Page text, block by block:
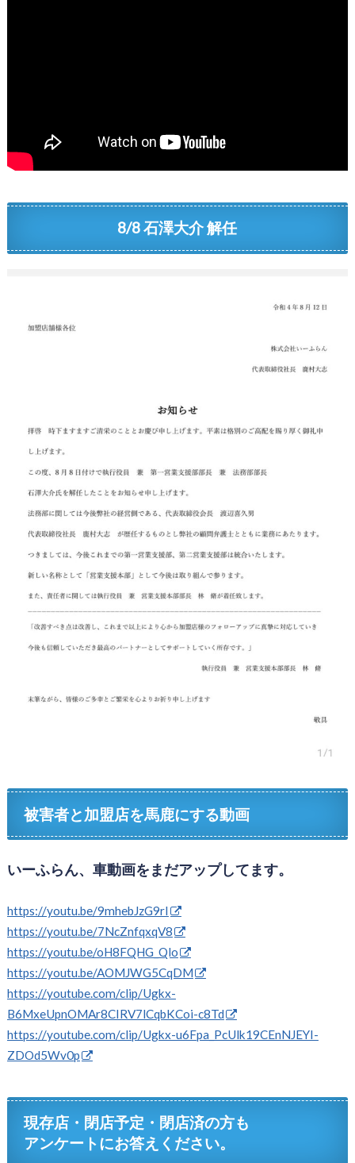
8/8 石澤大介 解任
被害者と加盟店を馬鹿にする動画
いーふらん、車動画をまだアップしてます。
https://youtu.be/9mhebJzG9rI
https://youtu.be/7NcZnfqxqV8
https://youtu.be/oH8FQHG_Qlo
https://youtu.be/AOMJWG5CqDM
https://youtube.com/clip/Ugkx-
B6MxeUpnOMAr8CIRV7lCqbKCoi-c8Td
https://youtube.com/clip/Ugkx-u6Fpa_PcUlk19CEnNJEYI-
ZDOd5Wv0p
現存店・閉店予定・閉店済の方も
アンケートにお答えください。